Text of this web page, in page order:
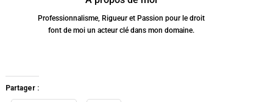
Professionnalisme, Rigueur et Passion pour le droit
font de moi un acteur clé dans mon domaine.
Partager :